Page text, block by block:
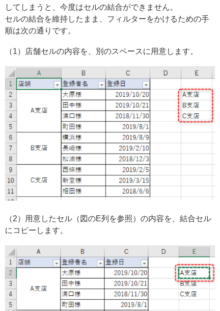
してしまうと、今度はセルの結合ができません。
セルの結合を維持したまま、フィルターをかけるための手
順は次の通りです。
（1）店舗セルの内容を、別のスペースに用意します。
（2）用意したセル（図のE列を参照）の内容を、結合セル
にコピーします。